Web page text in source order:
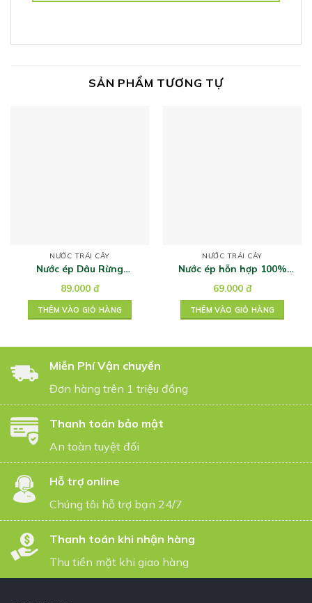
SẢN PHẨM TƯƠNG TỰ
NƯỚC TRÁI CÂY
Nước ép Dâu Rừng
89.000 đ
THÊM VÀO GIỎ HÀNG
NƯỚC TRÁI CÂY
Nước ép hỗn hợp 100%
69.000 đ
THÊM VÀO GIỎ HÀNG
Miễn Phí Vận chuyển
Đơn hàng trên 1 triệu đồng
Thanh toán bảo mật
An toàn tuyệt đối
Hỗ trợ online
Chúng tôi hỗ trợ bạn 24/7
Thanh toán khi nhận hàng
Thu tiền mặt khi giao hàng